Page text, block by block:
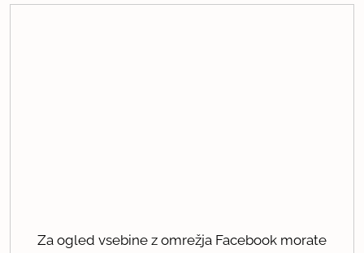
Za ogled vsebine z omrežja Facebook morate